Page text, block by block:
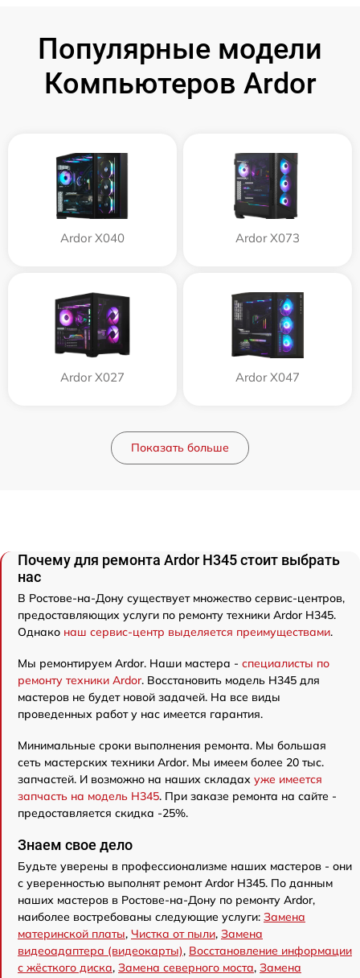
Популярные модели
Компьютеров Ardor
Ardor X040 Ardor X073
Ardor X027 Ardor X047
Показать больше
Почему для ремонта Ardor H345 стоит выбрать
нас
В Ростове-на-Дону существует множество сервис-центров,
предоставляющих услуги по ремонту техники Ardor H345.
Однако наш сервис-центр выделяется преимуществами.
Мы ремонтируем Ardor. Наши мастера - специалисты по
ремонту техники Ardor. Восстановить модель H345 для
мастеров не будет новой задачей. На все виды
проведенных работ у нас имеется гарантия.
Минимальные сроки выполнения ремонта. Мы большая
сеть мастерских техники Ardor. Мы имеем более 20 тыс.
запчастей. И возможно на наших складах уже имеется
запчасть на модель H345. При заказе ремонта на сайте -
предоставляется скидка -25%.
Знаем свое дело
Будьте уверены в профессионализме наших мастеров - они
с уверенностью выполнят ремонт Ardor H345. По данным
наших мастеров в Ростове-на-Дону по ремонту Ardor,
наиболее востребованы следующие услуги: Замена
материнской платы, Чистка от пыли, Замена
видеоадаптера (видеокарты), Восстановление информации
с жёсткого диска, Замена северного моста, Замена